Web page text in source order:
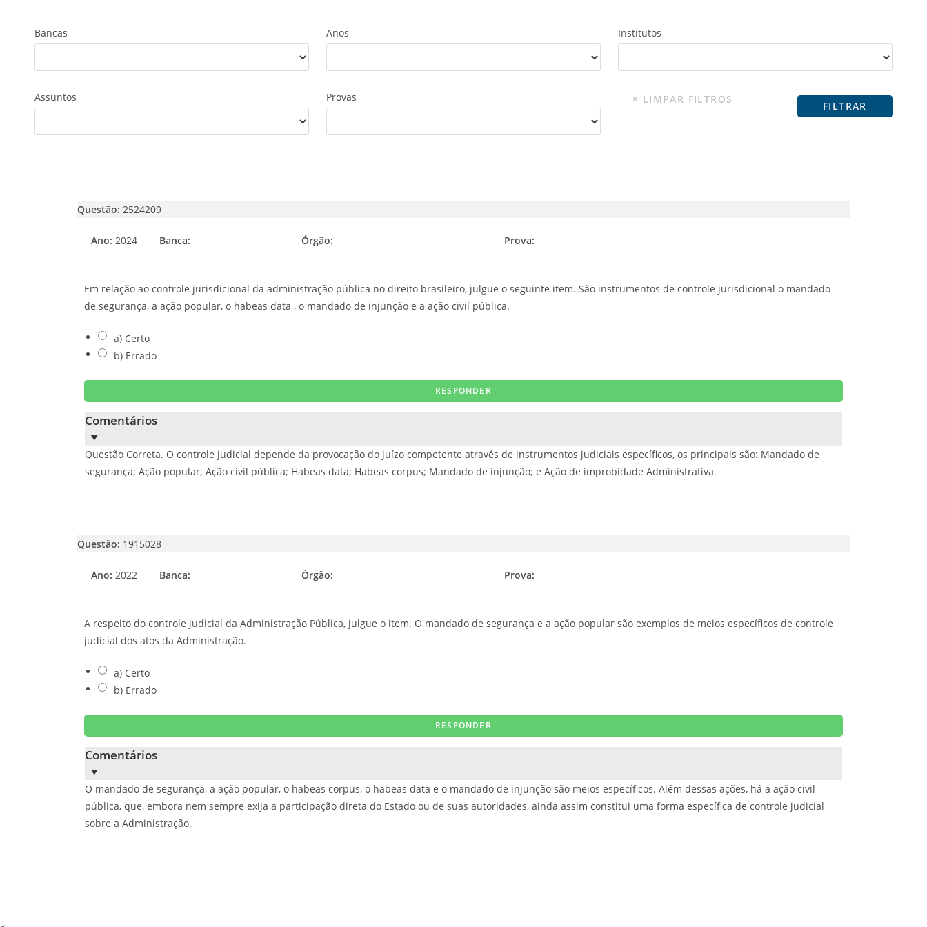
Bancas Anos Institutos
Assuntos Provas
Questão: 2524209
Ano: 2024 Banca: Órgão: Prova:
Em relação ao controle jurisdicional da administração pública no direito brasileiro, julgue o seguinte item. São instrumentos de controle jurisdicional o mandado
de segurança, a ação popular, o habeas data , o mandado de injunção e a ação civil pública.
a) Certo
b) Errado
Comentários
Questão Correta. O controle judicial depende da provocação do juízo competente através de instrumentos judiciais específicos, os principais são: Mandado de
segurança; Ação popular; Ação civil pública; Habeas data; Habeas corpus; Mandado de injunção; e Ação de improbidade Administrativa.
Questão: 1915028
Ano: 2022 Banca: Órgão: Prova:
A respeito do controle judicial da Administração Pública, julgue o item. O mandado de segurança e a ação popular são exemplos de meios específicos de controle
judicial dos atos da Administração.
a) Certo
b) Errado
Comentários
O mandado de segurança, a ação popular, o habeas corpus, o habeas data e o mandado de injunção são meios específicos. Além dessas ações, há a ação civil
pública, que, embora nem sempre exija a participação direta do Estado ou de suas autoridades, ainda assim constitui uma forma específica de controle judicial
sobre a Administração.